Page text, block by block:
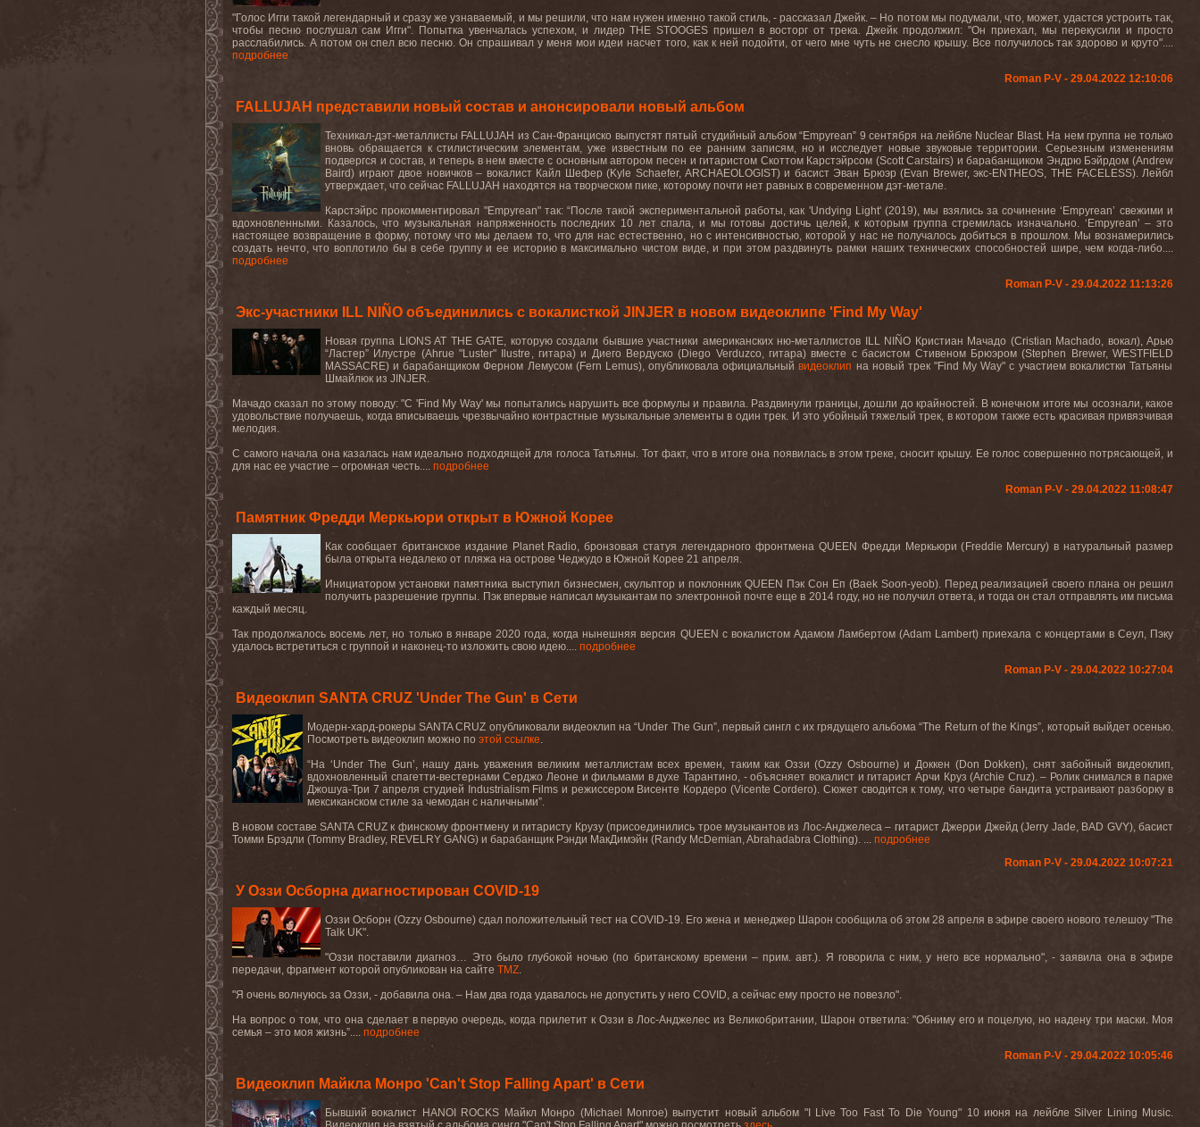
"Голос Игги такой легендарный и сразу же узнаваемый, и мы решили, что нам нужен именно такой стиль, - рассказал Джейк. – Но потом мы подумали, что, может, удастся устроить так,
чтобы песню послушал сам Игги". Попытка увенчалась успехом, и лидер THE STOOGESпришел в восторг от трека.Джейк продолжил: "Он приехал, мы перекусили и просто
расслабились. А потом он спел всю песню. Он спрашивал у меня мои идеи насчет того, как к ней подойти, от чего мне чуть не снесло крышу. Все получилось так здорово и круто"....
подробнее
Roman P-V - 29.04.2022 12:10:06
FALLUJAH представили новый состав и анонсировали новый альбом
Техникал-дэт-металлисты FALLUJAH из Сан-Франциско выпустят пятый студийный альбом “Empyrean” 9 сентября на лейбле Nuclear Blast. На нем группа не только
вновь обращается к стилистическим элементам, уже известным по ее ранним записям, но и исследует новые звуковые территории. Серьезным изменениям
подвергся и состав, и теперь в нем вместе с основным автором песен и гитаристом Скоттом Карстэйрсом (Scott Carstairs) и барабанщиком Эндрю Бэйрдом (Andrew
Baird) играют двое новичков – вокалист Кайл Шефер (Kyle Schaefer, ARCHAEOLOGIST) и басист Эван Брюэр (Evan Brewer, экс-ENTHEOS, THE FACELESS). Лейбл
утверждает, что сейчас FALLUJAH находятся на творческом пике, которому почти нет равных в современном дэт-метале.
Карстэйрс прокомментировал "Empyrean" так: “После такой экспериментальной работы, как 'Undying Light' (2019), мы взялись за сочинение ‘ Empyrean’ свежими и
вдохновленными. Казалось,что музыкальная напряженность последних 10 лет спала, и мы готовы достичь целей,к которым группа стремилась изначально. ‘ Empyrean’ – это
настоящее возвращение в форму, потому что мы делаем то, что для нас естественно, но с интенсивностью, которой у нас не получалось добиться в прошлом. Мы вознамерились
создать нечто, что воплотило бы в себе группу и ее историю в максимально чистом виде, и при этом раздвинуть рамки наших технических способностей шире, чем когда-либо....
подробнее
Roman P-V - 29.04.2022 11:13:26
Экс-участники ILL NIÑO объединились с вокалисткой JINJER в новом видеоклипе 'Find My Way'
Новая группа LIONS AT THE GATE, которую создали бывшие участники американских ню-металлистов ILL NIÑO Кристиан Мачадо (Cristian Machado, вокал), Арью
“Ластер” Илустре (Ahrue "Luster" Ilustre , гитара) и Диего Вердуско (Diego Verduzco, гитара) вместе с басистом Стивеном Брюэром (Stephen Brewer, WESTFIELD
MASSACRE) и барабанщиком Ферном Лемусом (Fern Lemus),опубликовала официальный видеоклип на новый трек "Find My Way"с участием вокалистки Татьяны
Шмайлюк из JINJER.
Мачадо сказал по этому поводу: "С 'Find My Way' мы попытались нарушить все формулы и правила. Раздвинули границы, дошли до крайностей. В конечном итоге мы осознали, какое
удовольствие получаешь, когда вписываешь чрезвычайно контрастные музыкальные элементы в один трек. И это убойный тяжелый трек, в котором также есть красивая привязчивая
мелодия.
С самого начала она казалась нам идеально подходящей для голоса Татьяны. Тот факт, что в итоге она появилась в этом треке, сносит крышу. Ее голос совершенно потрясающей, и
для нас ее участие – огромная честь.... подробнее
Roman P-V - 29.04.2022 11:08:47
Памятник Фредди Меркьюри открыт в Южной Корее
Как сообщает британское издание Planet Radio, бронзовая статуя легендарного фронтмена QUEEN Фредди Меркьюри ( Freddie Mercury) в натуральный размер
была открыта недалеко от пляжа на острове Чеджудо в Южной Корее 21 апреля.
Инициатором установки памятника выступил бизнесмен, скульптор и поклонникQUEEN Пэк Сон Еп (Baek Soon-yeob). Перед реализацией своего плана он решил
получить разрешение группы. Пэк впервые написал музыкантам по электронной почте еще в 2014 году, но не получил ответа, и тогда он стал отправлять им письма
каждый месяц.
Так продолжалось восемь лет, но только в январе 2020 года, когда нынешняя версия QUEEN с вокалистом Адамом Ламбертом (Adam Lambert) приехала с концертами в Сеул, Пэку
удалось встретиться с группой и наконец-то изложить свою идею.... подробнее
Roman P-V - 29.04.2022 10:27:04
Видеоклип SANTA CRUZ 'Under The Gun' в Сети
Модерн-хард-рокерыSANTA CRUZ опубликовали видеоклип на“Under The Gun”,первый сингл с их грядущего альбома“The Return of the Kings”, который выйдет осенью.
Посмотреть видеоклип можно по этой ссылке.
“На ‘Under The Gun’, нашу дань уважения великим металлистам всех времен, таким как Оззи (Ozzy Osbourne) и Доккен (Don Dokken), снят забойный видеоклип,
вдохновленный спагетти-вестернами Серджо Леоне и фильмами в духе Тарантино, -объясняет вокалист и гитарист Арчи Круз (Archie Cruz). – Ролик снимался в парке
Джошуа-Три 7апреля студией Industrialism Filmsи режиссером Висенте Кордеро (Vicente Cordero).Сюжет сводится к тому, что четыре бандита устраивают разборку в
мексиканском стиле за чемодан с наличными”.
В новом составе SANTA CRUZ к финскому фронтмену и гитаристу Крузу (присоединились трое музыкантов из Лос-Анджелеса – гитарист Джерри Джейд (Jerry Jade, BAD GVY), басист
Томми Брэдли (Tommy Bradley, REVELRY GANG) и барабанщик Рэнди МакДимэйн (Randy McDemian, Abrahadabra Clothing). ... подробнее
Roman P-V - 29.04.2022 10:07:21
У Оззи Осборна диагностирован COVID-19
Оззи Осборн (Ozzy Osbourne) сдал положительный тест наCOVID-19. Его жена и менеджер Шарон сообщила об этом 28 апреля в эфире своего нового телешоу "The
Talk UK".
"Оззи поставили диагноз… Это было глубокой ночью (по британскому времени – прим. авт.). Я говорила с ним, у него все нормально", - заявила она в эфире
передачи, фрагмент которой опубликован на сайте TMZ.
"Я очень волнуюсь за Оззи, - добавила она. – Нам два года удавалось не допустить у него COVID, а сейчас ему просто не повезло".
На вопрос о том, что она сделает в первую очередь, когда прилетит к Оззи в Лос-Анджелес из Великобритании, Шарон ответила: "Обниму его и поцелую, но надену три маски. Моя
семья – это моя жизнь”.... подробнее
Roman P-V - 29.04.2022 10:05:46
Видеоклип Майкла Монро 'Can't Stop Falling Apart' в Сети
Бывший вокалист HANOI ROCKS МайклМонро (Michael Monroe) выпустит новый альбом "I Live Too Fast To Die Young" 10 июня на лейбле Silver Lining Music.